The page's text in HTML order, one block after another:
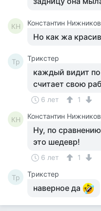
КН Константин Нижников
Но как жа
Tp Tpикcтep
каждый видит
считает свою
6 лет 1
КН Константин Нижников
Ну, по
это шедевр!
6 лет 1
Tp Tpикcтep
наверное да